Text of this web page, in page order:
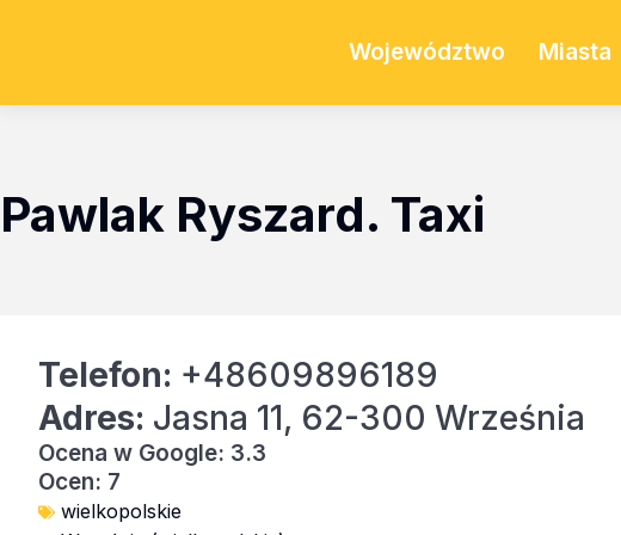
Województwo Miasta
Pawlak Ryszard. Taxi
Telefon: +48609896189
Adres: Jasna 11, 62-300 Września
Ocena w Google: 3.3
Ocen: 7
wielkopolskie